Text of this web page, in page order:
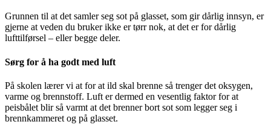
Grunnen til at det samler seg sot på glasset, som gir dårlig innsyn, er
gjerne at veden du bruker ikke er tørr nok, at det er for dårlig
lufttilførsel – eller begge deler.
Sørg for å ha godt med luft
På skolen lærer vi at for at ild skal brenne så trenger det oksygen,
varme og brennstoff. Luft er dermed en vesentlig faktor for at
peisbålet blir så varmt at det brenner bort sot som legger seg i
brennkammeret og på glasset.